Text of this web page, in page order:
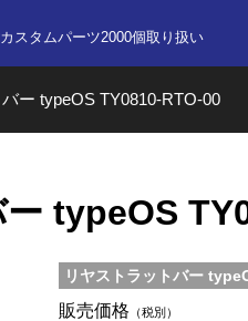
online store
スタムパーツ2000個取り扱い
ー typeOS TY0810-RTO-00
typeOS
リヤストラットバー
販売価格 （税別）